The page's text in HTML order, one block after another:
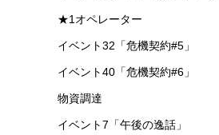
★1オペレーター
イベント32「危機契約#5」
イベント40「危機契約#6」
物資調達
イベント7「午後の逸話」